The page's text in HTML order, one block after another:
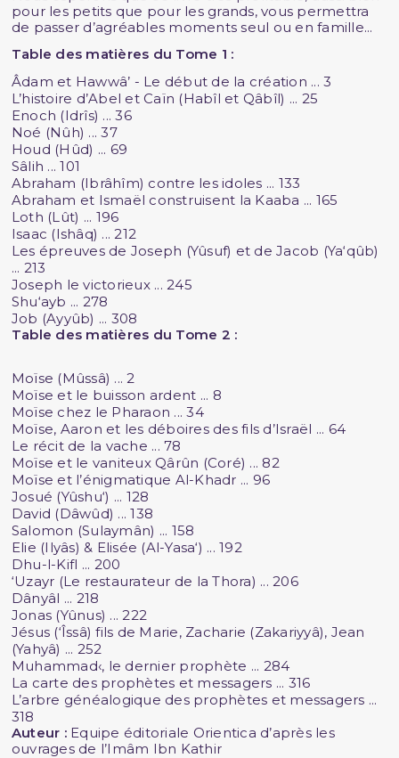
pour les petits que pour les grands, vous permettra
de passer d’agréables moments seul ou en famille...
Table des matières du Tome 1 :
Âdam et Hawwâ’ - Le début de la création ... 3
L’histoire d’Abel et Caïn (Habîl et Qâbîl) ... 25
Enoch (Idrîs) ... 36
Noé (Nûh) ... 37
Houd (Hûd) ... 69
Sâlih ... 101
Abraham (Ibrâhîm) contre les idoles ... 133
Abraham et Ismaël construisent la Kaaba ... 165
Loth (Lût) ... 196
Isaac (Ishâq) ... 212
Les épreuves de Joseph (Yûsuf) et de Jacob (Ya‘qûb)
... 213
Joseph le victorieux ... 245
Shu‘ayb ... 278
Job (Ayyûb) ... 308
Table des matières du Tome 2 :
Moïse (Mûssâ) ... 2
Moïse et le buisson ardent ... 8
Moïse chez le Pharaon ... 34
Moïse, Aaron et les déboires des fils d’Israël ... 64
Le récit de la vache ... 78
Moïse et le vaniteux Qârûn (Coré) ... 82
Moïse et l’énigmatique Al-Khadr ... 96
Josué (Yûshu‘) ... 128
David (Dâwûd) ... 138
Salomon (Sulaymân) ... 158
Elie (Ilyâs) & Elisée (Al-Yasa‘) ... 192
Dhu-l-Kifl ... 200
‘Uzayr (Le restaurateur de la Thora) ... 206
Dânyâl ... 218
Jonas (Yûnus) ... 222
Jésus (‘Îssâ) fils de Marie, Zacharie (Zakariyyâ), Jean
(Yahyâ) ... 252
Muhammad‹, le dernier prophète ... 284
La carte des prophètes et messagers ... 316
L’arbre généalogique des prophètes et messagers ...
318
Auteur :Equipe éditoriale Orientica d’après les
ouvrages de l’Imâm Ibn Kathir